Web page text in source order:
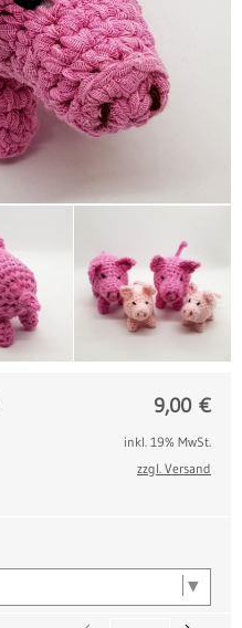
9,00€
inkl. 19% MwSt.
zzgl. Versand